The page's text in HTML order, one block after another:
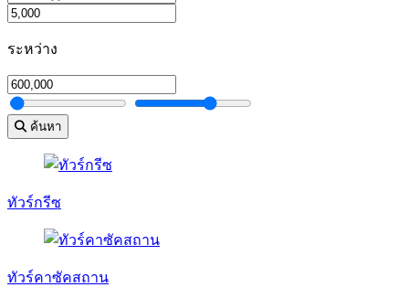
ระหว่าง
ค้นหา
ทัวร์กรีซ
ทัวร์คาซัคสถาน